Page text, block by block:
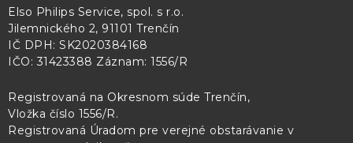
Elso Philips Service, spol. s r.o.
Jilemnického 2, 91101 Trenčín
IČ DPH: SK2020384168
IČO: 31423388 Záznam: 1556/R
Registrovaná na Okresnom súde Trenčín,
Vložka číslo 1556/R.
Registrovaná Úradom pre verejné obstarávanie v